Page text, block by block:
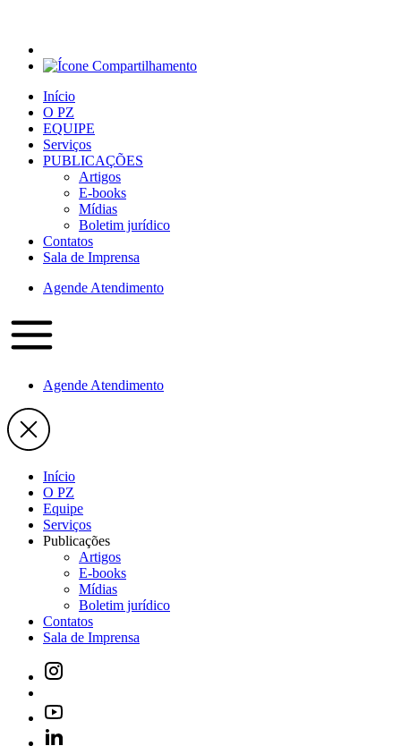
Início
O PZ
EQUIPE
Serviços
PUBLICAÇÕES
Artigos
E-books
Mídias
Boletim jurídico
Contatos
Sala de Imprensa
Agende Atendimento
Agende Atendimento
Início
O PZ
Equipe
Serviços
Publicações
Artigos
E-books
Mídias
Boletim jurídico
Contatos
Sala de Imprensa